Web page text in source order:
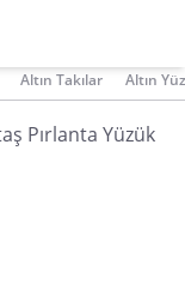
Altın Takılar Altın